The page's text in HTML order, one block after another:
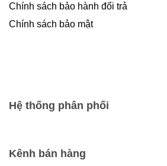
Chính sách bảo hành đổi trả
Chính sách bảo mật
Hệ thống phân phối
Kênh bán hàng